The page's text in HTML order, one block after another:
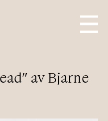
av Bjarne